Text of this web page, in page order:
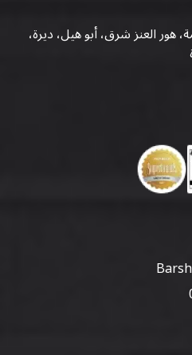
هور العنز شرق، أبو هيل، ديرة،